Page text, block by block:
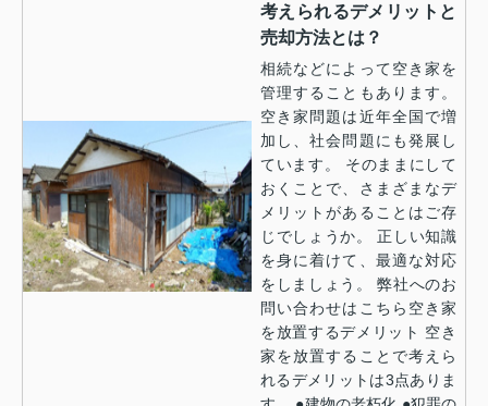
考えられるデメリットと
売却方法とは？
相続などによって空き家を
管理することもあります。
空き家問題は近年全国で増
加し、社会問題にも発展し
ています。 そのままにして
おくことで、さまざまなデ
メリットがあることはご存
じでしょうか。 正しい知識
を身に着けて、最適な対応
をしましょう。 弊社へのお
問い合わせはこちら空き家
を放置するデメリット 空き
家を放置することで考えら
れるデメリットは3点ありま